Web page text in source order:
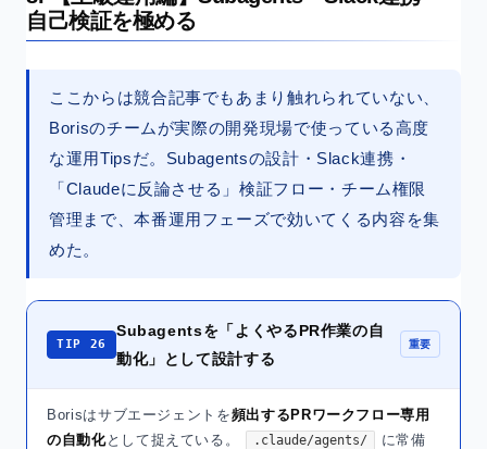
自己検証を極める
ここからは競合記事でもあまり触れられていない、
Borisのチームが実際の開発現場で使っている高度
な運用Tipsだ。Subagentsの設計・Slack連携・
「Claudeに反論させる」検証フロー・チーム権限
管理まで、本番運用フェーズで効いてくる内容を集
めた。
TIP 26
Subagentsを「よくやるPR作業の自
動化」として設計する
重要
Borisはサブエージェントを頻出するPRワークフロー専用
の自動化として捉えている。 .claude/agents/
に常備